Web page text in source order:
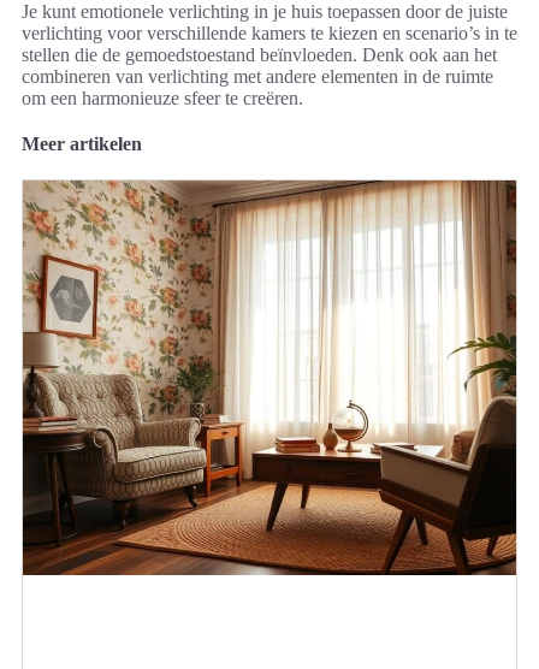
Je kunt emotionele verlichting in je huis toepassen door de juiste
verlichting voor verschillende kamers te kiezen en scenario’s in te
stellen die de gemoedstoestand beïnvloeden. Denk ook aan het
combineren van verlichting met andere elementen in de ruimte
om een harmonieuze sfeer te creëren.
Meer artikelen